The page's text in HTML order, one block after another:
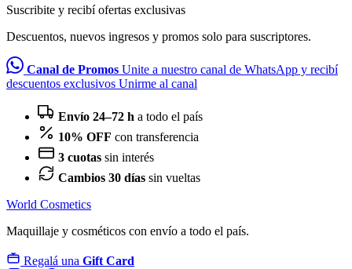
Suscribite y recibí ofertas exclusivas
Descuentos, nuevos ingresos y promos solo para suscriptores.
Canal de Promos Unite a nuestro canal de WhatsApp y recibí
descuentos exclusivos Unirme al canal
Envío 24–72 h a todo el país
10% OFF con transferencia
3 cuotas sin interés
Cambios 30 días sin vueltas
World Cosmetics
Maquillaje y cosméticos con envío a todo el país.
Regalá una Gift Card